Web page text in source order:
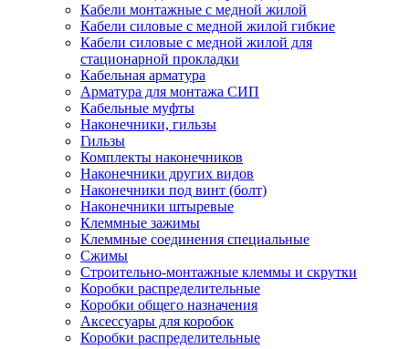
Кабели монтажные с медной жилой
Кабели силовые с медной жилой гибкие
Кабели силовые с медной жилой для
стационарной прокладки
Кабельная арматура
Арматура для монтажа СИП
Кабельные муфты
Наконечники, гильзы
Гильзы
Комплекты наконечников
Наконечники других видов
Наконечники под винт (болт)
Наконечники штыревые
Клеммные зажимы
Клеммные соединения специальные
Сжимы
Строительно-монтажные клеммы и скрутки
Коробки распределительные
Коробки общего назначения
Аксессуары для коробок
Коробки распределительные